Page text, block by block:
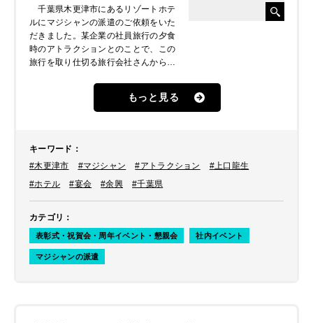
千葉県木更津市にあるリゾートホテ
ルにマジシャンの派遣のご依頼をいた
だきました。某企業の社員旅行の夕食
時のアトラクションとのことで、この
旅行を取り仕切る旅行会社さんからの
ナもあって社員旅行も4年ぶり、どう
せならハイレベルなマジックを楽しみ
ご紹介しました。
もっと見る
キーワード ：
#木更津市
#マジシャン #アトラクション
#上口龍生
#ホテル
#宴会 #余興 #千葉県
カテゴリ ：
表彰式・祝賀会・周年イベント・懇親会 社内イベント
マジシャンの派遣